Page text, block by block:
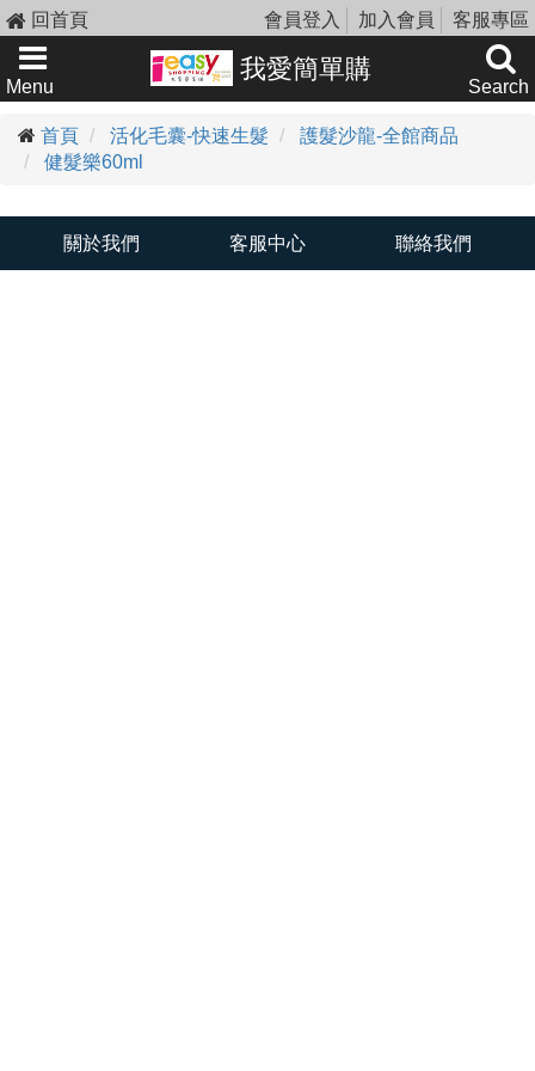
回首頁 會員登入 加入會員 客服專區
Menu
我愛簡單購
Search
首頁 活化毛囊-快速生髮
護髮沙龍-全館商品
健髮樂60ml
關於我們 客服中心 聯絡我們